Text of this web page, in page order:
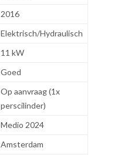
2016
Elektrisch/Hydraulisch
11 kW
Goed
Op aanvraag (1x
perscilinder)
Medio 2024
Amsterdam